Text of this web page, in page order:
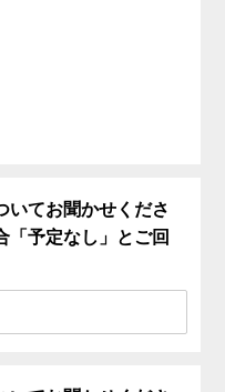
いてお聞かせくださ
「予定なし」とご回